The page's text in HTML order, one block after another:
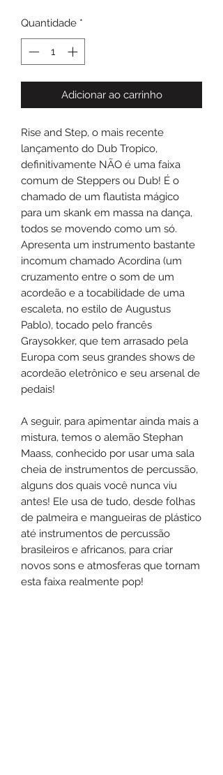
Quantidade *
Adicionar ao carrinho
Rise and Step, o mais recente
lançamento do Dub Tropico,
definitivamente NÃO é uma faixa
comum de Steppers ou Dub! É o
chamado de um flautista mágico
para um skank em massa na dança,
todos se movendo como um só.
Apresenta um instrumento bastante
incomum chamado Acordina (um
cruzamento entre o som de um
acordeão e a tocabilidade de uma
escaleta, no estilo de Augustus
Pablo), tocado pelo francês
Graysokker, que tem arrasado pela
Europa com seus grandes shows de
acordeão eletrônico e seu arsenal de
pedais!
A seguir, para apimentar ainda mais a
mistura, temos o alemão Stephan
Maass, conhecido por usar uma sala
cheia de instrumentos de percussão,
alguns dos quais você nunca viu
antes! Ele usa de tudo, desde folhas
de palmeira e mangueiras de plástico
até instrumentos de percussão
brasileiros e africanos, para criar
novos sons e atmosferas que tornam
esta faixa realmente pop!